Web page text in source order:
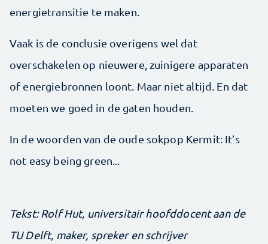
energietransitie te maken.
Vaak is de conclusie overigens wel dat
overschakelen op nieuwere, zuinigere apparaten
of energiebronnen loont. Maar niet altijd. En dat
moeten we goed in de gaten houden.
In de woorden van de oude sokpop Kermit: It’s
not easy being green...
Tekst: Rolf Hut, universitair hoofddocent aan de
TU Delft, maker, spreker en schrijver